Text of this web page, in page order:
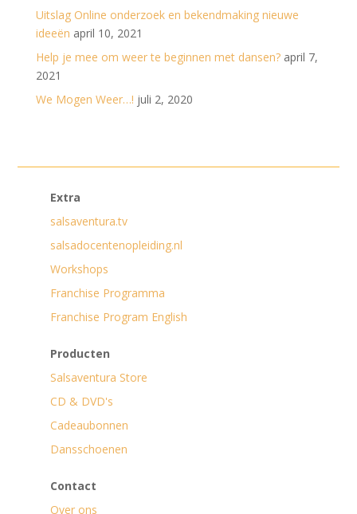
Uitslag Online onderzoek en bekendmaking nieuwe
ideeën april 10, 2021
Help je mee om weer te beginnen met dansen? april 7,
2021
We Mogen Weer…! juli 2, 2020
Extra
salsaventura.tv
salsadocentenopleiding.nl
Workshops
Franchise Programma
Franchise Program English
Producten
Salsaventura Store
CD & DVD's
Cadeaubonnen
Dansschoenen
Contact
Over ons